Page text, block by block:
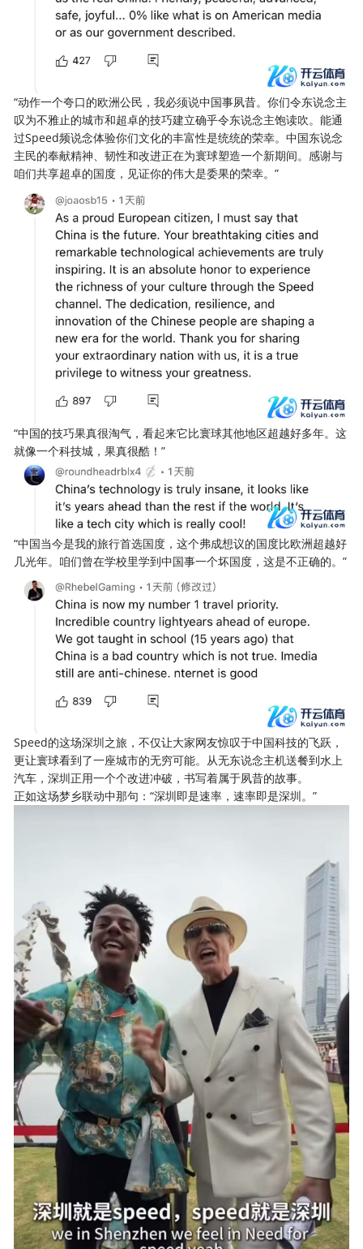
“动作一个夸口的欧洲公民，我必须说中国事夙昔。你们令东说念主
叹为不雅止的城市和超卓的技巧建立确乎令东说念主饱读吹。能通
过Speed频说念体验你们文化的丰富性是统统的荣幸。中国东说念
主民的奉献精神、韧性和改进正在为寰球塑造一个新期间。感谢与
咱们共享超卓的国度，见证你的伟大是委果的荣幸。”
“中国的技巧果真很淘气，看起来它比寰球其他地区超越好多年。这
就像一个科技城，果真很酷！”
“中国当今是我的旅行首选国度，这个弗成想议的国度比欧洲超越好
几光年。咱们曾在学校里学到中国事一个坏国度，这是不正确的。”
Speed的这场深圳之旅，不仅让大家网友惊叹于中国科技的飞跃，
更让寰球看到了一座城市的无穷可能。从无东说念主机送餐到水上
汽车，深圳正用一个个改进冲破，书写着属于夙昔的故事。
正如这场梦乡联动中那句：“深圳即是速率，速率即是深圳。”